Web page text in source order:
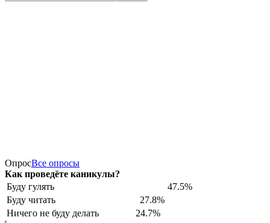
ОпросВсе опросы
Как проведёте каникулы?
Буду гулять
47.5%
Буду читать
27.8%
Ничего не буду делать
24.7%